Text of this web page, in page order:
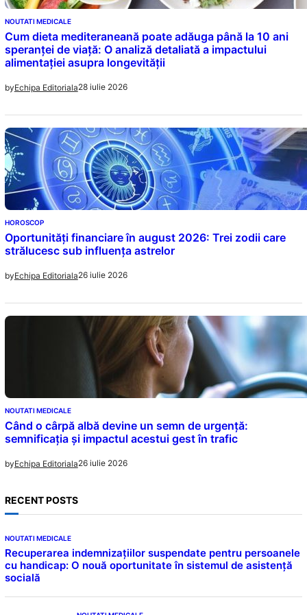
NOUTATI MEDICALE
Cum dieta mediteraneană poate adăuga până la 10 ani
speranței de viață: O analiză detaliată a impactului
alimentației asupra longevității
byEchipa Editoriala28 iulie 2026
HOROSCOP
Oportunități financiare în august 2026: Trei zodii care
strălucesc sub influența astrelor
byEchipa Editoriala26 iulie 2026
NOUTATI MEDICALE
Când o cârpă albă devine un semn de urgență:
semnificația și impactul acestui gest în trafic
byEchipa Editoriala26 iulie 2026
RECENT POSTS
NOUTATI MEDICALE
Recuperarea indemnizațiilor suspendate pentru persoanele
cu handicap: O nouă oportunitate în sistemul de asistență
socială